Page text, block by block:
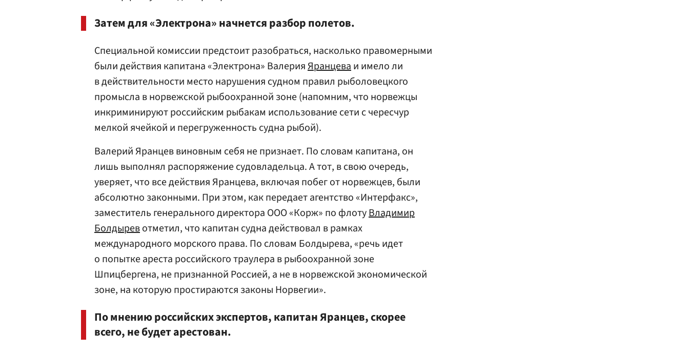
Затем для «Электрона» начнется разбор полетов.
Специальной комиссии предстоит разобраться, насколько правомерными
были действия капитана «Электрона» ВалерияЯранцеваи имело ли
в действительности место нарушения судном правил рыболовецкого
промысла в норвежской рыбоохранной зоне (напомним, что норвежцы
инкриминируют российским рыбакам использование сети с чересчур
мелкой ячейкой и перегруженность судна рыбой).
Валерий Яранцев виновным себя не признает. По словам капитана, он
лишь выполнял распоряжение судовладельца. А тот, в свою очередь,
уверяет, что все действия Яранцева, включая побег от норвежцев, были
абсолютно законными. При этом, как передает агентство «Интерфакс»,
заместитель генерального директора ООО «Корж» по флотуВладимир
Болдыревотметил, что капитан судна действовал в рамках
международного морского права. По словам Болдырева, «речь идет
о попытке ареста российского траулера в рыбоохранной зоне
Шпицбергена, не признанной Россией, а не в норвежской экономической
зоне, на которую простираются законы Hорвегии».
По мнению российских экспертов, капитан Яранцев, скорее
всего, не будет арестован.